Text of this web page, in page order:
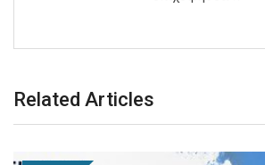
Related Articles